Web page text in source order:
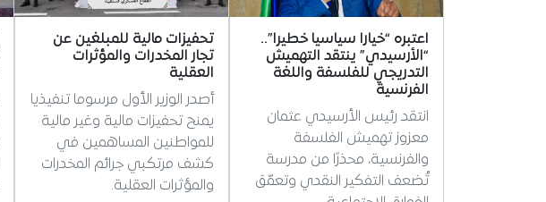
اعتبره “خيارا سياسيا خطيرا”..
“الأرسيدي” ينتقد التهميش
التدريجي للفلسفة واللغة
الفرنسية
انتقد رئيس الأرسيدي عثمان
معزوز تهميش الفلسفة
والفرنسية، محذرًا من مدرسة
تُضعف التفكير النقدي وتعمّق
تحفيزات مالية للمبلغين عن
تجار المخدرات والمؤثرات
العقلية
أصدر الوزير الأول مرسوما تنفيذيا
يمنح تحفيزات مالية وغير مالية
للمواطنين المساهمين في
كشف مرتكبي جرائم المخدرات
والمؤثرات العقلية.